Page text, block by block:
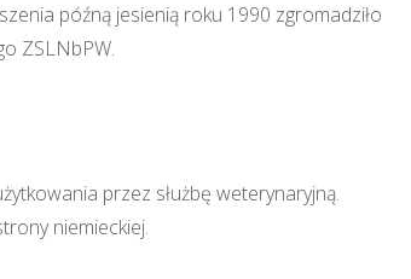
późną jesienią roku 1990 zgromadziło
ZSLNbPW.
przez służbę weterynaryjną.
niemieckiej.